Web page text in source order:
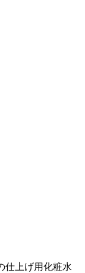
仕上げ用化粧水